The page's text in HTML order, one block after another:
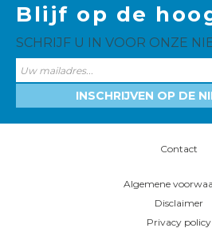
Blijf op de
SCHRIJF U IN VOOR ONZE
INSCHRIJVEN OP DE
Contact
Algemene
Disclaimer
Privacy policy